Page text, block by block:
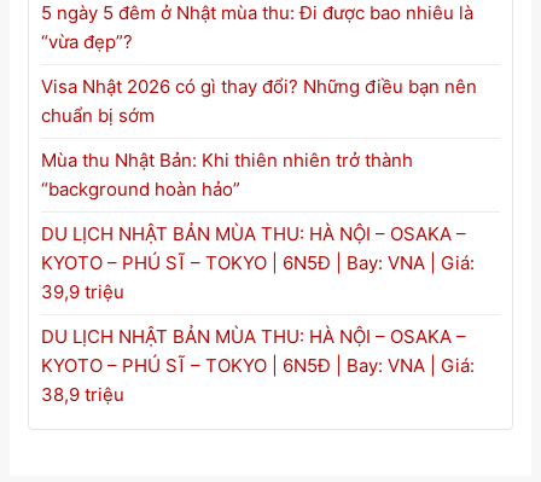
5 ngày 5 đêm ở Nhật mùa thu: Đi được bao nhiêu là
“vừa đẹp”?
Visa Nhật 2026 có gì thay đổi? Những điều bạn nên
chuẩn bị sớm
Mùa thu Nhật Bản: Khi thiên nhiên trở thành
“background hoàn hảo”
DU LỊCH NHẬT BẢN MÙA THU: HÀ NỘI – OSAKA –
KYOTO – PHÚ SĨ – TOKYO | 6N5Đ | Bay: VNA | Giá:
39,9 triệu
DU LỊCH NHẬT BẢN MÙA THU: HÀ NỘI – OSAKA –
KYOTO – PHÚ SĨ – TOKYO | 6N5Đ | Bay: VNA | Giá:
38,9 triệu